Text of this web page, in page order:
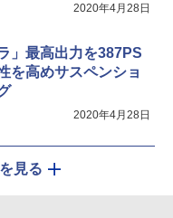
2020年4月28日
」最高出力を387PS
を高めサスペンショ
2020年4月28日
見る